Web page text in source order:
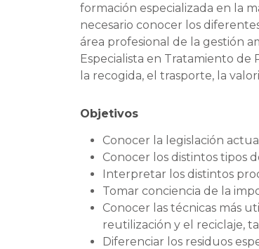
formación especializada en la
necesario conocer los
área profesional de la gestión
Especialista en Tratamiento de
la recogida, el trasporte, la
Objetivos
Conocer la legislación
Conocer los distintos tipos
Interpretar los distintos
Tomar conciencia de la
Conocer las técnicas más
reutilización y el reciclaje,
Diferenciar los residuos